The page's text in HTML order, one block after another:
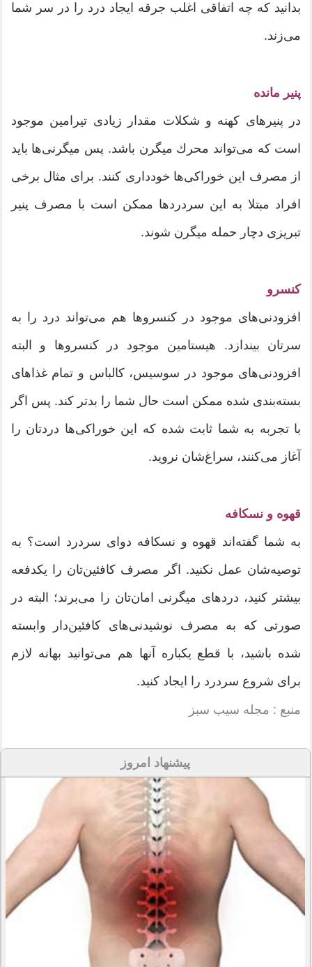
بدانید که چه اتفاقی اغلب جرقه ایجاد درد را در سر شما
می‌زند.
پنیر مانده
در پنیرهای كهنه و شكلات مقدار زیادی تیرامین موجود
است كه می‌تواند محرك میگرن باشد. پس میگرنی‌ها باید
از مصرف این خوراكی‌ها خودداری كنند. برای مثال برخی
افراد مبتلا به این سردردها ممكن است با مصرف پنیر
تبریزی دچار حمله میگرن شوند.
كنسرو
افزودنی‌های موجود در كنسرو‌ها هم می‌تواند درد را به
سرتان بیندازد. هیستامین موجود در كنسروها و البته
افزودنی‌های موجود در سوسیس، كالباس و تمام غذاهای
بسته‌بندی شده ممكن است حال شما را بدتر كند. پس اگر
با تجربه به شما ثابت شده كه این خوراكی‌ها دردتان را
آغاز می‌كنند، سراغ‌شان نروید.
قهوه و نسكافه
به شما گفته‌اند قهوه و نسكافه دوای سردرد است؟ به
توصیه‌شان عمل نكنید. اگر مصرف كافئین‌تان را یكدفعه
بیشتر كنید، دردهای میگرنی امان‌تان را می‌برند؛ البته در
صورتی كه به مصرف نوشیدنی‌های كافئین‌دار وابسته
شده باشید، با قطع یكباره آنها هم می‌توانید بهانه لازم
برای شروع سردرد را ایجاد كنید.
منبع : مجله سیب سبز
پیشنهاد امروز